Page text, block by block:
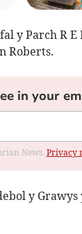
y Parch R
Roberts.
in your
News. Privacy
y Grawys